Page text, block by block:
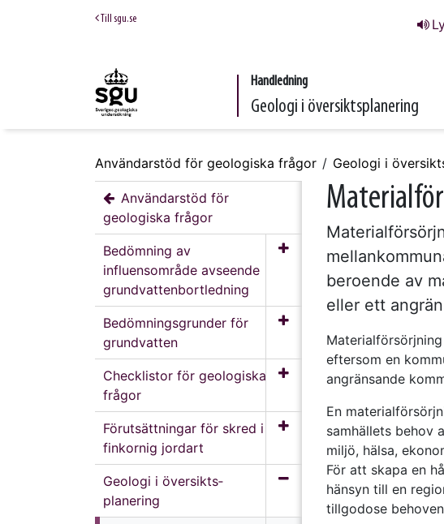
Till sgu.se
Handledning
Geologi i översikts­planering
Användarstöd för geologiska frågor Geologi i
Användarstöd för
geologiska frågor
Bedömning av
influensområde avseende
grundvattenbortledning
Bedömningsgrunder för
grundvatten
Checklistor för geologiska
frågor
Förutsättningar för skred i
finkornig jordart
Geologi i översikts­
planering
beroende av
eller ett
eftersom en
angränsande
En
samhällets behov
miljö, hälsa,
För att skapa en
hänsyn till en
tillgodose